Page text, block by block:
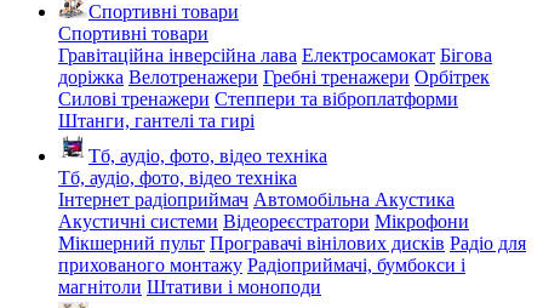
Спортивні товари
Спортивні товари
Гравітаційна інверсійна лава Електросамокат Бігова
доріжка Велотренажери Гребні тренажери Орбітрек
Силові тренажери Степпери та віброплатформи
Штанги, гантелі та гирі
Тб, аудіо, фото, відео техніка
Тб, аудіо, фото, відео техніка
Інтернет радіоприймач Автомобільна Акустика
Акустичні системи Відеореєстратори Мікрофони
Мікшерний пульт Програвачі вінілових дисків Радіо для
прихованого монтажу Радіоприймачі, бумбокси і
магнітоли Штативи і моноподи